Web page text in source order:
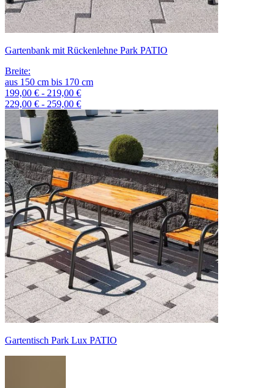
Gartenbank mit Rückenlehne Park PATIO
Breite:
aus 150 cm bis 170 cm
199,00 € - 219,00 €
229,00 € - 259,00 €
Gartentisch Park Lux PATIO